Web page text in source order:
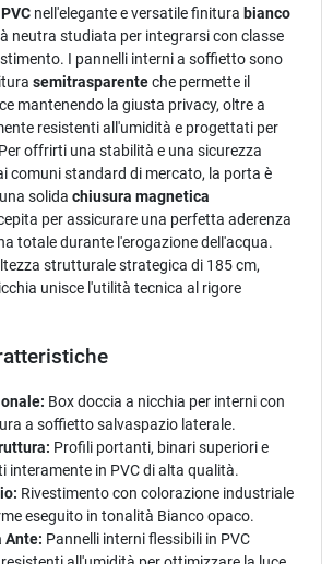
PVC nell'elegante e versatile finitura bianco
neutra studiata per integrarsi con classe
I pannelli interni a soffietto sono
semitrasparenteche permette il
mantenendo la giusta privacy, oltre a
resistenti all'umidità e progettati per
offrirti una stabilità e una sicurezza
comuni standard di mercato, la porta è
solida chiusura magnetica
per assicurare una perfetta aderenza
totale durante l'erogazione dell'acqua.
strutturale strategica di 185 cm,
unisce l'utilità tecnica al rigore
Box doccia a nicchia per interni con
a soffietto salvaspazio laterale.
Profili portanti, binari superiori e
interamente in PVC di alta qualità.
Rivestimento con colorazione industriale
eseguito in tonalità Bianco opaco.
Ante: Pannelli interni flessibili in PVC